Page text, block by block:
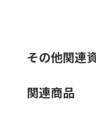
その他関連
関連商品